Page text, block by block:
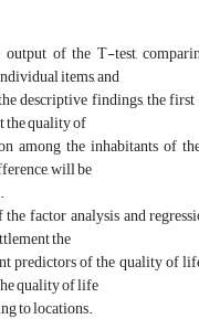
output of the T-test,
items, and
descriptive findings, the first
the quality of
among the inhabitants of
will be
factor analysis and
the
predictors of the quality of
quality of life
to locations.